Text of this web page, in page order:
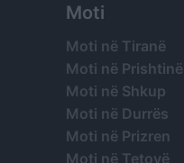
Moti
Moti në Tiranë
Moti në Prishtinë
Moti në Shkup
Moti në Durrës
Moti në Prizren
Moti në Tetovë